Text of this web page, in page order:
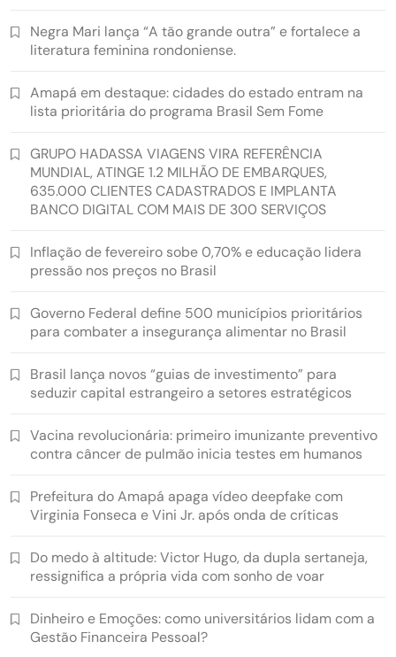
Negra Mari lança “A tão grande outra” e fortalece a
literatura feminina rondoniense.
Amapá em destaque: cidades do estado entram na
lista prioritária do programa Brasil Sem Fome
GRUPO HADASSA VIAGENS VIRA REFERÊNCIA
MUNDIAL, ATINGE 1.2 MILHÃO DE EMBARQUES,
635.000 CLIENTES CADASTRADOS E IMPLANTA
BANCO DIGITAL COM MAIS DE 300 SERVIÇOS
Inflação de fevereiro sobe 0,70% e educação lidera
pressão nos preços no Brasil
Governo Federal define 500 municípios prioritários
para combater a insegurança alimentar no Brasil
Brasil lança novos “guias de investimento” para
seduzir capital estrangeiro a setores estratégicos
Vacina revolucionária: primeiro imunizante preventivo
contra câncer de pulmão inicia testes em humanos
Prefeitura do Amapá apaga vídeo deepfake com
Virginia Fonseca e Vini Jr. após onda de críticas
Do medo à altitude: Victor Hugo, da dupla sertaneja,
ressignifica a própria vida com sonho de voar
Dinheiro e Emoções: como universitários lidam com a
Gestão Financeira Pessoal?